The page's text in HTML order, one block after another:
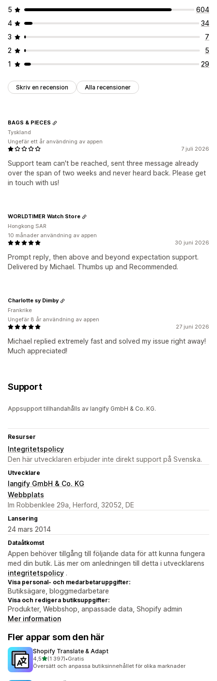
5
604
4
34
3
7
2
5
1
29
Skriv en recension Alla recensioner
7 juli 2026
Support team can't be reached, sent three message already
over the span of two weeks and never heard back. Please get
in touch with us!
BAGS & PIECES
Tyskland
Ungefär ett år användning av appen
30 juni 2026
Prompt reply, then above and beyond expectation support.
Delivered by Michael. Thumbs up and Recommended.
WORLDTIMER Watch Store
Hongkong SAR
10 månader användning av appen
27 juni 2026
Michael replied extremely fast and solved my issue right away!
Much appreciated!
Charlotte sy Dimby
Frankrike
Ungefär 8 år användning av appen
Support
Appsupport tillhandahålls av langify GmbH & Co. KG.
Resurser
Integritetspolicy
Den här utvecklaren erbjuder inte direkt support på Svenska.
Utvecklare
langify GmbH & Co. KG
Webbplats
Im Robbenklee 29a, Herford, 32052, DE
Lansering
24 mars 2014
Dataåtkomst
Appen behöver tillgång till följande data för att kunna fungera
med din butik. Läs mer om anledningen till detta i utvecklarens
integritetspolicy .
Visa personal- och medarbetaruppgifter:
Butiksägare, bloggmedarbetare
Visa och redigera butiksuppgifter:
Produkter, Webbshop, anpassade data, Shopify admin
Mer information
Fler appar som den här
Shopify Translate & Adapt
4,5av 5 stjärnor
(1 397)
1397 recensioner totalt
•Gratis
Översätt och anpassa butiksinnehållet för olika marknader